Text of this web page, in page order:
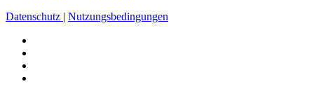
Datenschutz | Nutzungsbedingungen